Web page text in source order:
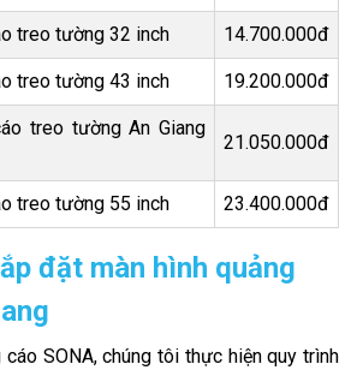
treo tường 32 inch 14.700.000đ
treo tường 43 inch 19.200.000đ
treo tường An Giang
21.050.000đ
treo tường 55 inch 23.400.000đ
đặt màn hình quảng
SONA, chúng tôi thực hiện quy trình